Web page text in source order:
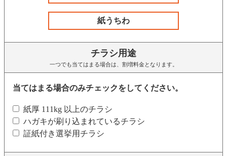
紙うちわ
チラシ用途
一つでも当てはまる場合は、割増料金となります。
当てはまる場合のみチェックをしてください。
紙厚 111kg 以上のチラシ
ハガキが刷り込まれているチラシ
証紙付き選挙用チラシ